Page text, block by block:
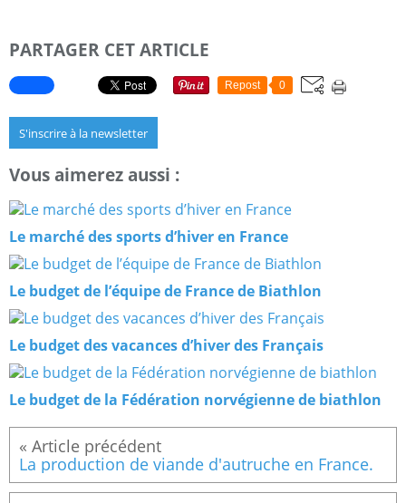
PARTAGER CET ARTICLE
Repost 0
S'inscrire à la newsletter
Vous aimerez aussi :
Le marché des sports d’hiver en France
Le budget de l’équipe de France de Biathlon
Le budget des vacances d’hiver des Français
Le budget de la Fédération norvégienne de biathlon
La production de viande d'autruche en France.